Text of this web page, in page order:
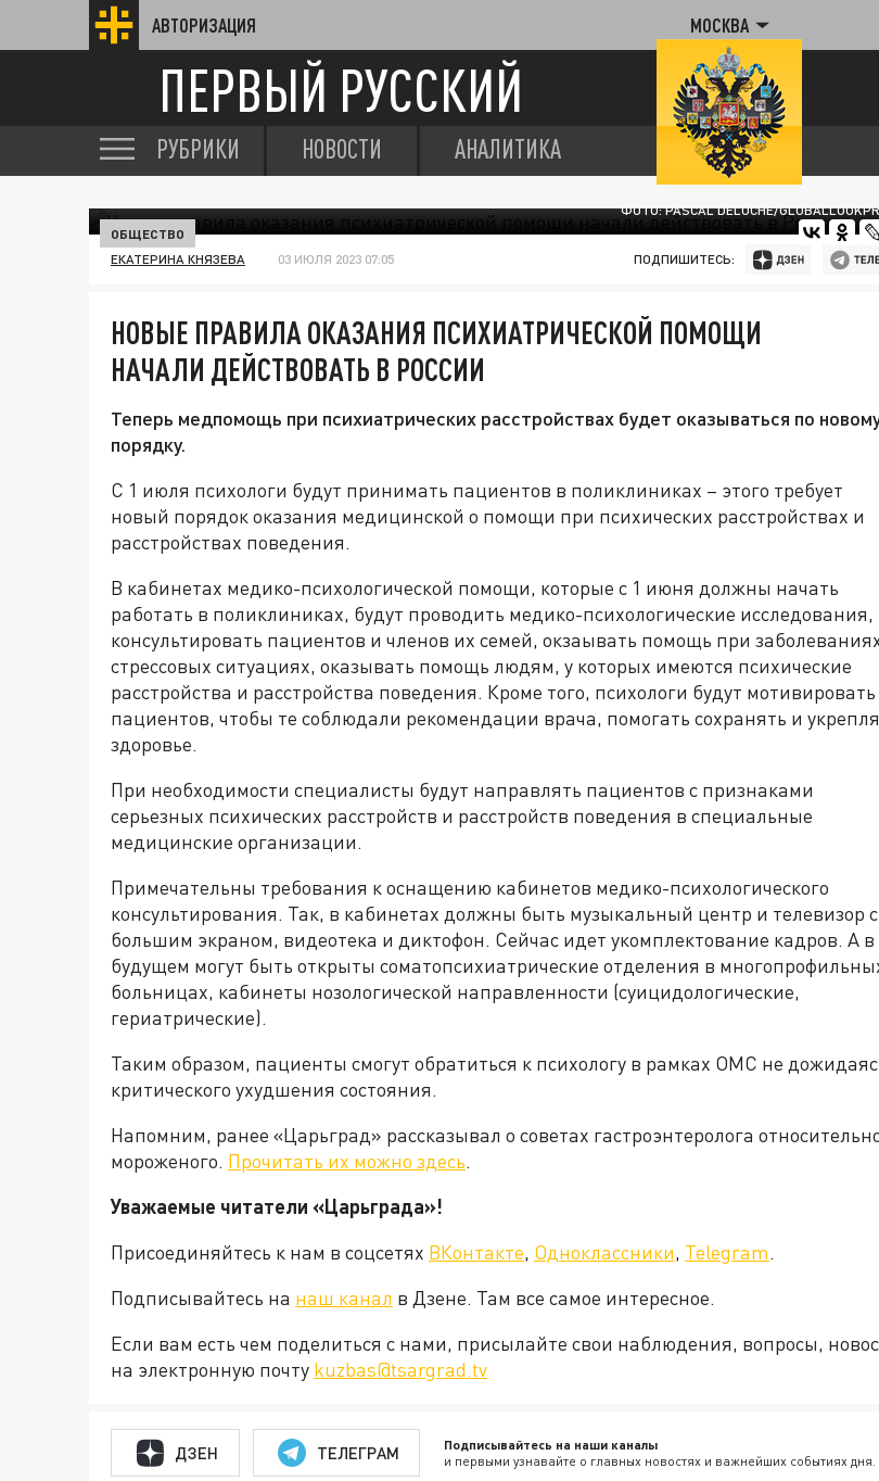
АВТОРИЗАЦИЯ МОСКВА
ПЕРВЫЙ РУССКИЙ
РУБРИКИ НОВОСТИ АНАЛИТИКА
ФОТО: PASCAL DELOCHE/
ОБЩЕСТВО
ЕКАТЕРИНА КНЯЗЕВА 03 ИЮЛЯ 2023 07:05 ПОДПИШИТЕСЬ:
НОВЫЕ ПРАВИЛА ОКАЗАНИЯ ПСИХИАТРИЧЕСКОЙ ПОМОЩИ
НАЧАЛИ ДЕЙСТВОВАТЬ В РОССИИ
Теперь медпомощь при психиатрических расстройствах будет оказываться по
порядку.
С 1 июля психологи будут принимать пациентов в поликлиниках – этого требует
новый порядок оказания медицинской о помощи при психических расстройствах и
расстройствах поведения.
В кабинетах медико-психологической помощи, которые с 1 июня должны начать
работать в поликлиниках, будут проводить медико-психологические исследования,
консультировать пациентов и членов их семей, окзаывать помощь при
стрессовых ситуациях, оказывать помощь людям, у которых имеются психические
расстройства и расстройства поведения. Кроме того, психологи будут мотивировать
пациентов, чтобы те соблюдали рекомендации врача, помогать сохранять и
здоровье.
При необходимости специалисты будут направлять пациентов с признаками
серьезных психических расстройств и расстройств поведения в специальные
медицинские организации.
Примечательны требования к оснащению кабинетов медико-психологического
консультирования. Так, в кабинетах должны быть музыкальный центр и телевизор с
большим экраном, видеотека и диктофон. Сейчас идет укомплектование кадров. А в
будущем могут быть открыты соматопсихиатрические отделения в
больницах, кабинеты нозологической направленности (суицидологические,
гериатрические).
Таким образом, пациенты смогут обратиться к психологу в рамках ОМС не
критического ухудшения состояния.
Напомним, ранее «Царьград» рассказывал о советах гастроэнтеролога
мороженого. Прочитать их можно здесь.
Уважаемые читатели «Царьграда»!
Присоединяйтесь к нам в соцсетях ВКонтакте, Одноклассники, Telegram.
Подписывайтесь на наш канал в Дзене. Там все самое интересное.
Если вам есть чем поделиться с нами, присылайте свои наблюдения, вопросы,
на электронную почту kuzbas@tsargrad.tv
ДЗЕН ТЕЛЕГРАМ Подписывайтесь на наши каналы
и первыми узнавайте о главных новостях и важнейших событиях дня.